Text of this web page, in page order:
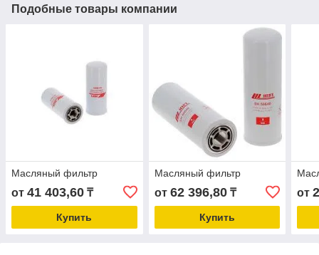
Подобные товары компании
Масляный фильтр
от 41 403,60 ₸
Купить
Масляный фильтр
от 62 396,80₸
Купить
от